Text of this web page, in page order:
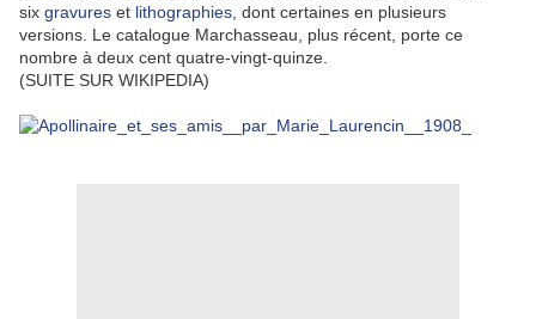
six gravures et lithographies , dont certaines en plusieurs
versions. Le catalogue Marchasseau , plus récent, porte ce
nombre à deux cent quatre-vingt-quinze.
(SUITE SUR WIKIPEDIA)